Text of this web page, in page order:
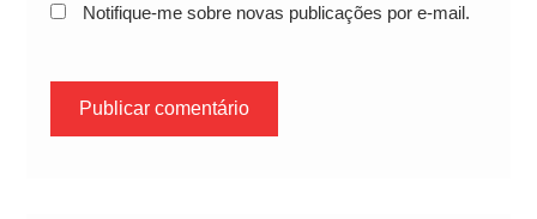
Notifique-me sobre novas publicações por e-mail.